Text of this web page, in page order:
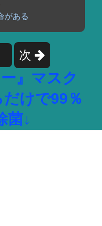
がある
次
』マスク
けで99％
菌↓